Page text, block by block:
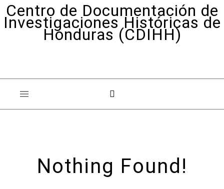
Centro de Documentación de
Investigaciones Históricas de
Honduras (CDIHH)
Nothing Found!